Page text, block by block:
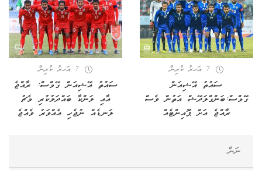
7 އަހރު ކުރިން
ސައުތު އޭޝިއަން
ގޭމްސް:ބަންގްލަދޭޝް އަތުން ވެސް
ރާއްޖެ އަށް ޕޮއިންޓެއް
7 އަހރު ކުރިން
ސައުތު އޭޝިއަން ގޭމްސް: ރާއްޖެ
އާއި ލަންކާ ބައްދަލުކުރި މެޗު
ލަނޑެއް ނުޖެހި އެއްވަރު ވެއްޖެ